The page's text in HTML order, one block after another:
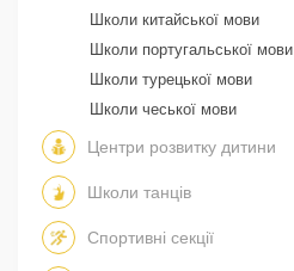
Школи китайської мови
Школи португальської мови
Школи турецької мови
Школи чеської мови
Центри розвитку дитини
Школи танців
Спортивні секції